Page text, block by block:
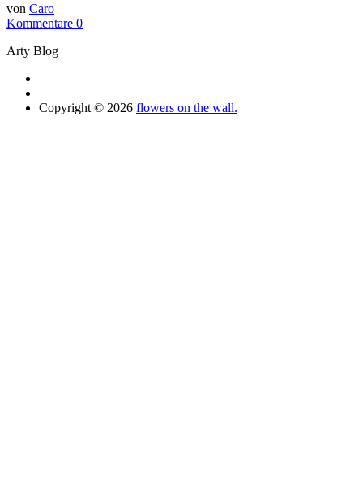
von Caro
Kommentare 0
Arty Blog
Copyright © 2026 flowers on the wall.